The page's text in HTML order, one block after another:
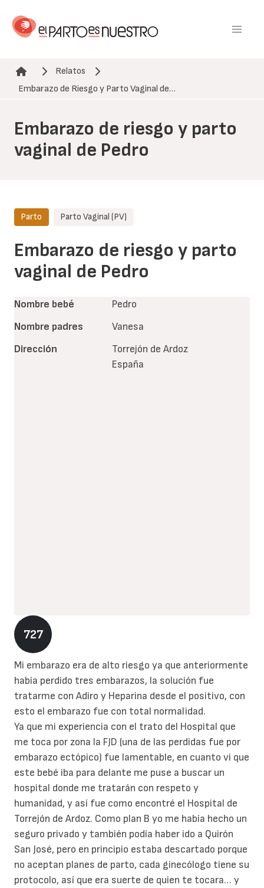
contenido
Ruta de navegación
Relatos
Embarazo de Riesgo y Parto Vaginal de…
Embarazo de riesgo y parto
vaginal de Pedro
727
Embarazo de riesgo y parto
vaginal de Pedro
Parto Parto Vaginal (PV)
Mi embarazo era de alto riesgo ya que anteriormente
había perdido tres embarazos, la solución fue
tratarme con Adiro y Heparina desde el positivo, con
esto el embarazo fue con total normalidad.
Ya que mi experiencia con el trato del Hospital que
me toca por zona la FJD (una de las perdidas fue por
embarazo ectópico) fue lamentable, en cuanto vi que
este bebé iba para delante me puse a buscar un
hospital donde me tratarán con respeto y
humanidad, y así fue como encontré el Hospital de
Torrejón de Ardoz. Como plan B yo me había hecho un
seguro privado y también podía haber ido a Quirón
San José, pero en principio estaba descartado porque
no aceptan planes de parto, cada ginecólogo tiene su
protocolo, así que era suerte de quien te tocara… y
Nombre bebé
Pedro
Nombre padres
Vanesa
Dirección
Torrejón de Ardoz
España